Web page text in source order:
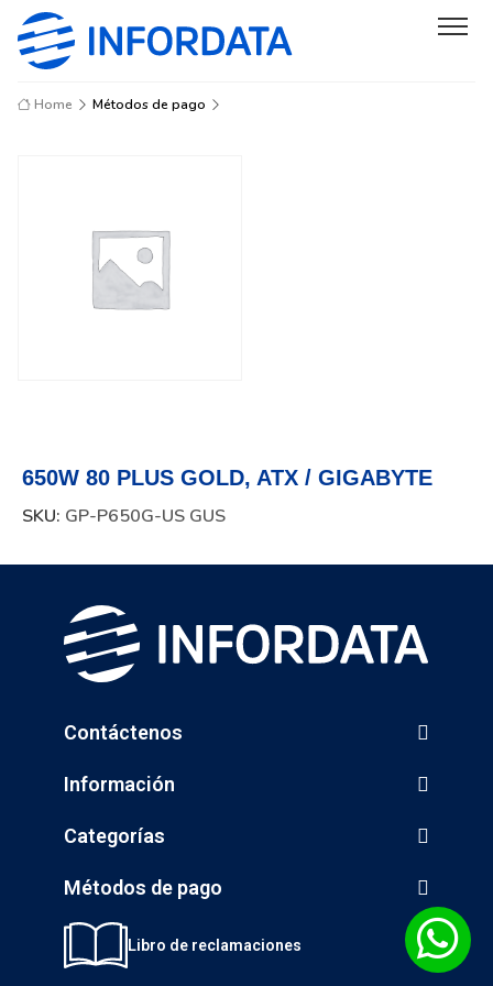
Home Métodos de pago
650W 80 PLUS GOLD, ATX / GIGABYTE
SKU: GP-P650G-US GUS
Contáctenos
Información
Categorías
Métodos de pago
Libro de reclamaciones